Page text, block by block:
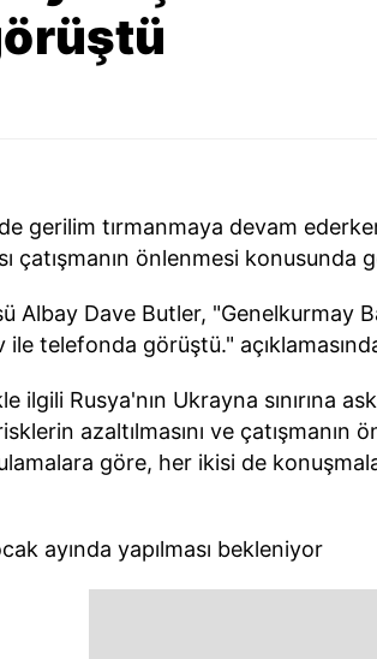
gerilim tırmanmaya devam
çatışmanın önlenmesi konusunda
Albay Dave Butler, "Genelkurmay
ile telefonda görüştü."
Rusya'nın Ukrayna sınırına
azaltılmasını ve çatışmanın
göre, her ikisi de
ayında yapılması bekleniyor